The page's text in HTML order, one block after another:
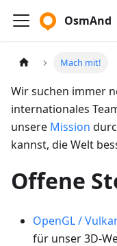
OsmAnd
Mach mit!
Wir suchen immer
internationales
unsere Mission
kannst, die Welt
Offene
OpenGL /
für unser 3D-